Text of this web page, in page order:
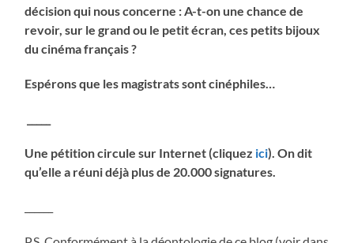
décision qui nous concerne : A-t-on une chance de
revoir, sur le grand ou le petit écran, ces petits bijoux
du cinéma français ?
Espérons que les magistrats sont cinéphiles…
Une pétition circule sur Internet (cliquez ici). On dit
qu’elle a réuni déjà plus de 20.000 signatures.